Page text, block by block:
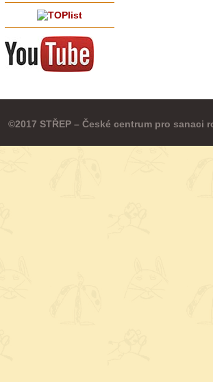
©2017 STŘEP – České centrum pro sanaci